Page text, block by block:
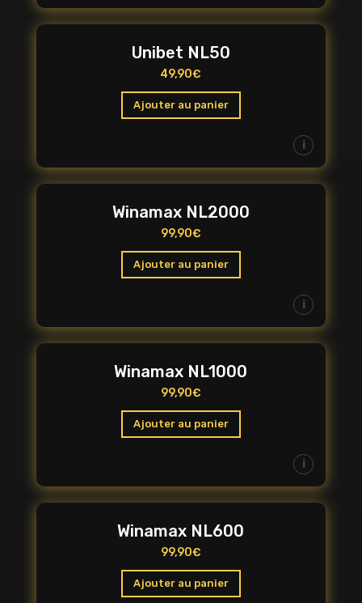
Unibet NL50
49,90€
Ajouter au panier
i
Winamax NL2000
99,90€
Ajouter au panier
i
Winamax NL1000
99,90€
Ajouter au panier
i
Winamax NL600
99,90€
Ajouter au panier